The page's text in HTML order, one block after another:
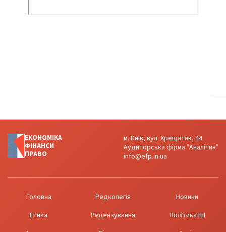
ЕКОНОМІКА
ФІНАНСИ
ПРАВО
м. Київ, вул. Хрещатик, 44
Аудиторська фірма "Аналітик"
info@efp.in.ua
Головна Редколегія
Новини
Етика
Рецензування
Політика ШІ